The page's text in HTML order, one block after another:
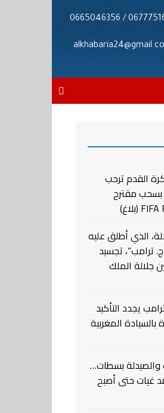
0677751629 /
القدم ترحب
بسحب مقترح
الذي أطلق عليه
ترامب”، تجسيد
جلالة الملك
يجدد التأكيد
المغربية
والصيدلة بسطات…
غيات حتى أصبح